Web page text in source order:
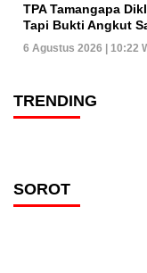
TPA Tamangapa
Tapi Bukti Angkut
6 Agustus 2026 | 10:22
TRENDING
SOROT